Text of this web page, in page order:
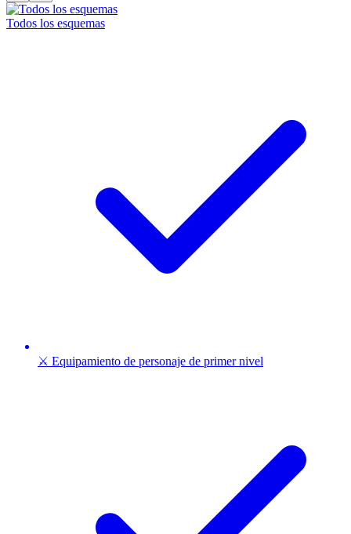
Todos los esquemas
⚔️ Equipamiento de personaje de primer nivel